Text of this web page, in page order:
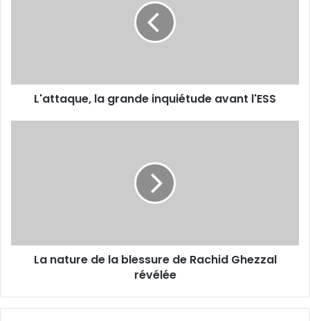
L'attaque, la grande inquiétude avant l'ESS
révélée
La nature de la blessure de Rachid Ghezzal
révélée